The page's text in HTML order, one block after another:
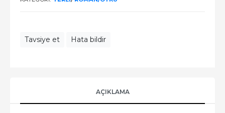
Tavsiye et Hata bildir
AÇIKLAMA